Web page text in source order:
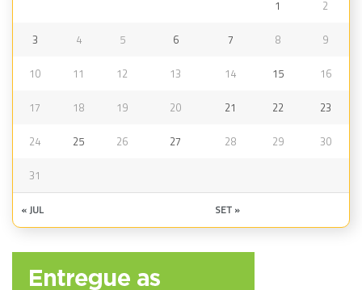
1 2
3 4 5 6 7 8 9
10 11 12 13 14 15 16
17 18 19 20 21 22 23
24 25 26 27 28 29 30
31
« JUL SET »